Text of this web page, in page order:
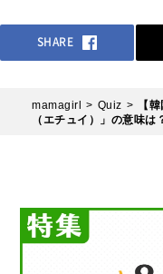
SHARE
mamagirl Quiz
【
（エチュイ）」の意味は